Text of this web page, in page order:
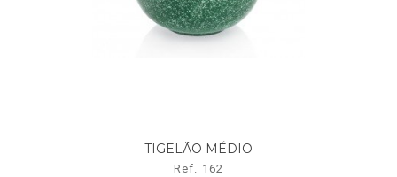
TIGELÃO MÉDIO
Ref. 162